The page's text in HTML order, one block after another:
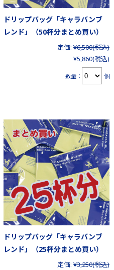
ドリップバッグ「キャラバンブ
レンド」（50杯分まとめ買い）
定価: ¥6,500(税込)
¥5,860(税込)
数量： 個
ドリップバッグ「キャラバンブ
レンド」（25杯分まとめ買い）
定価: ¥3,250(税込)